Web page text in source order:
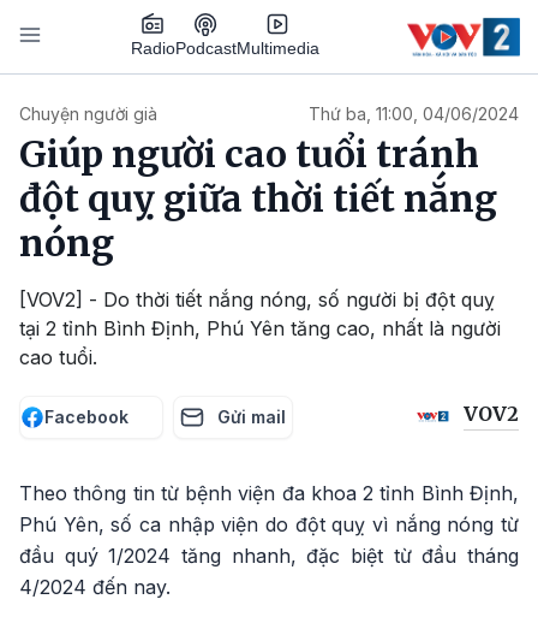
Nhảy đến nội dung
RadioPodcastMultimedia
Chuyện người già Thứ ba, 11:00, 04/06/2024
Giúp người cao tuổi tránh
đột quỵ giữa thời tiết nắng
nóng
[VOV2] - Do thời tiết nắng nóng, số người bị đột quỵ
tại 2 tỉnh Bình Định, Phú Yên tăng cao, nhất là người
cao tuổi.
Facebook Gửi mail VOV2
Theo thông tin từ bệnh viện đa khoa 2 tỉnh Bình Định,
Phú Yên, số ca nhập viện do đột quỵ vì nắng nóng từ
đầu quý 1/2024 tăng nhanh, đặc biệt từ đầu tháng
4/2024 đến nay.